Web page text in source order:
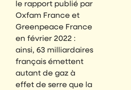
le rapport publié par
Oxfam France et
Greenpeace France
en février 2022 :
ainsi, 63 milliardaires
français émettent
autant de gaz à
effet de serre que la